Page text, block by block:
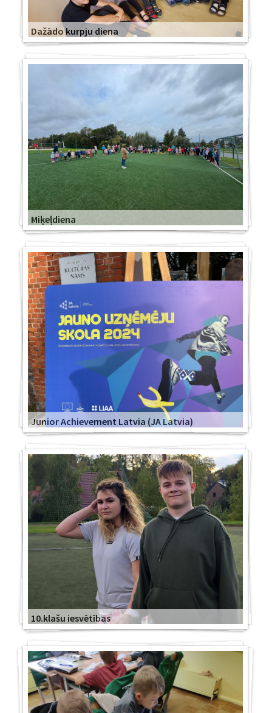
Dažādo kurpju diena
Miķeļdiena
Junior Achievement Latvia (JA Latvia)
10.klašu iesvētības